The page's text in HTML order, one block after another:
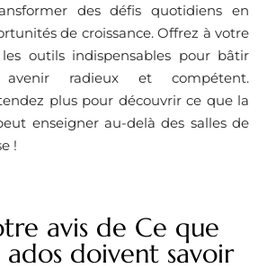
des défis quotidiens en
de croissance. Offrez à votre
outils indispensables pour bâtir
radieux et compétent.
plus pour découvrir ce que la
enseigner au-delà des salles de
!
avis de Ce que
ados doivent savoir